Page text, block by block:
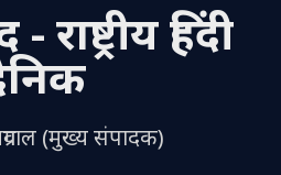
हिंदी
(मुख्य संपादक)